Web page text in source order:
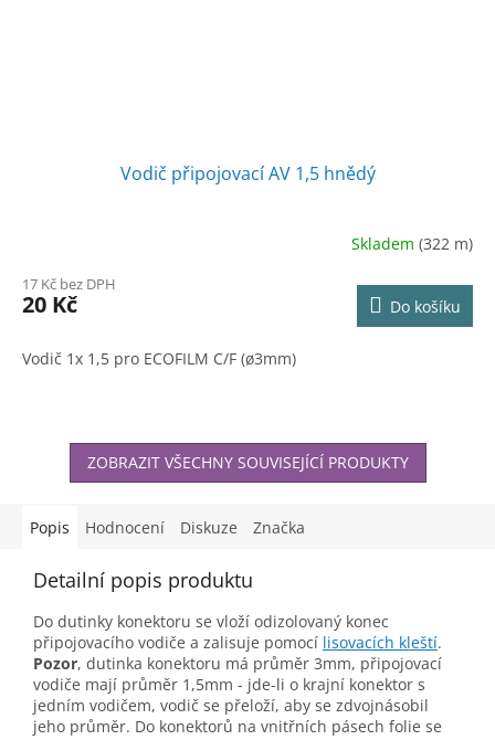
Vodič připojovací AV 1,5 hnědý
Skladem (322 m)
17 Kč bez DPH
20 Kč Do košíku
Vodič 1x 1,5 pro ECOFILM C/F (ø3mm)
ZOBRAZIT VŠECHNY SOUVISEJÍCÍ PRODUKTY
Popis Hodnocení Diskuze Značka
Detailní popis produktu
Do dutinky konektoru se vloží odizolovaný konec
připojovacího vodiče a zalisuje pomocí lisovacích kleští.
Pozor, dutinka konektoru má průměr 3mm, připojovací
vodiče mají průměr 1,5mm - jde-li o krajní konektor s
jedním vodičem, vodič se přeloží, aby se zdvojnásobil
jeho průměr. Do konektorů na vnitřních pásech folie se